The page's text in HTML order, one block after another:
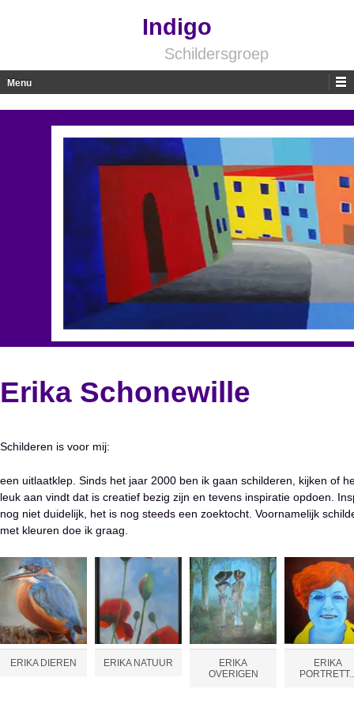
Indigo
Schildersgroep
Menu
Erika Schonewille
Schilderen is voor mij:
een uitlaatklep. Sinds het jaar 2000 ben ik gaan schilderen, kijken of
leuk aan vindt dat is creatief bezig zijn en tevens inspiratie opdoen.
nog niet duidelijk, het is nog steeds een zoektocht. Voornamelijk
met kleuren doe ik graag.
ERIKA DIEREN ERIKA NATUUR
ERIKA
OVERIGEN
ERIKA